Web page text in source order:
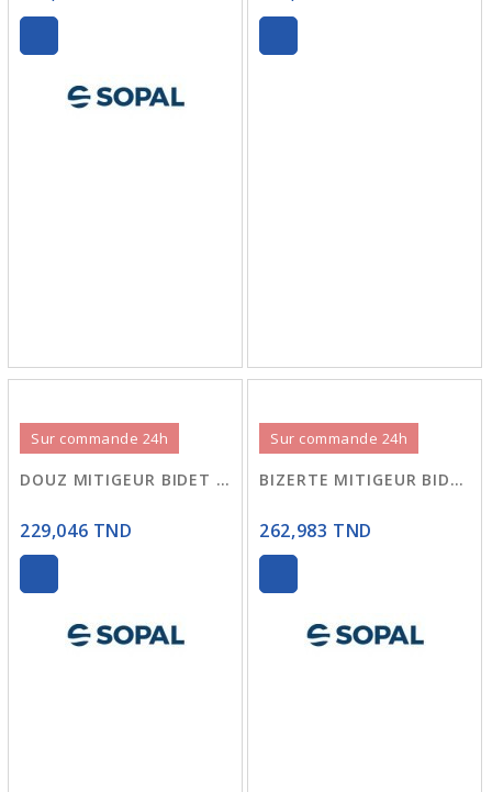
Sur commande 24h
DOUZ MITIGEUR BIDET 06AT SOPAL
229,046 TND
Sur commande 24h
BIZERTE MITIGEUR BIDET 0639 SOPAL
262,983 TND